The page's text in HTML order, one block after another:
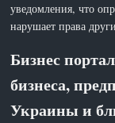
уведомления, что
нарушает права
Бизнес
бизнеса,
Украины и